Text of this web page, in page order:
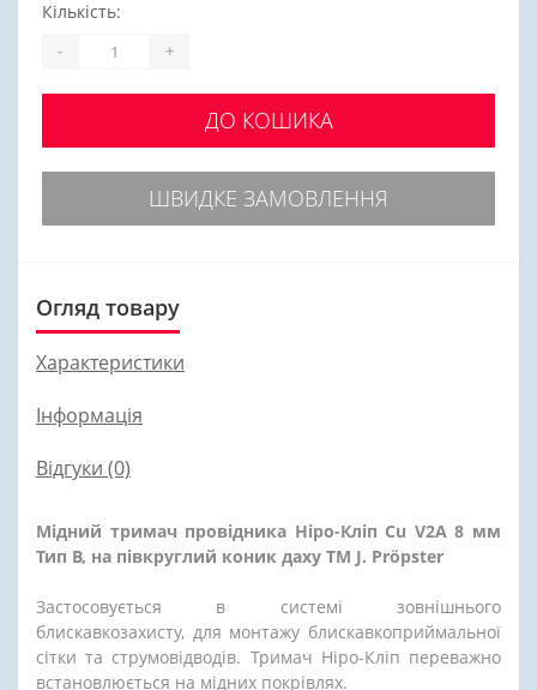
Кількість:
- +
ДО КОШИКА
ШВИДКЕ ЗАМОВЛЕННЯ
Огляд товару
Характеристики
Інформація
Відгуки (0)
Мідний тримач провідника Ніро-Кліп Cu V2A 8 мм
Тип В, на півкруглий коник даху ТМ J. Pröpster
Застосовується в системі зовнішнього
блискавкозахисту, для монтажу блискавкоприймальної
сітки та струмовідводів. Тримач Ніро-Кліп переважно
встановлюється на мідних покрівлях.